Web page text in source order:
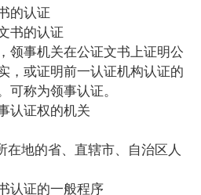
的认证
的认证
事机关在公证文书上证明公
，或证明前一认证机构认证的
称为领事认证。
证权的机关
地的省、直辖市、自治区人
证的一般程序